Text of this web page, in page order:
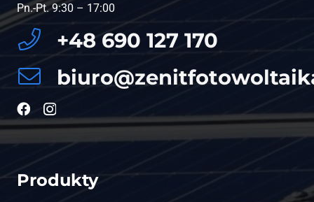
Produkty
Pn.-Pt. 9:30 – 17:00
+48 690 127 170